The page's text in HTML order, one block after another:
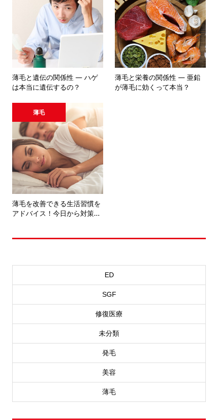
薄毛と遺伝の関係性 ― ハゲ
は本当に遺伝するの？
薄毛と栄養の関係性 ― 亜鉛
が薄毛に効くって本当？
薄毛
薄毛を改善できる生活習慣を
アドバイス！今日から対策...
ED
SGF
修復医療
未分類
発毛
美容
薄毛